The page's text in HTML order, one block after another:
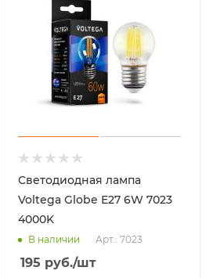
Светодиодная лампа
Voltega Globe E27 6W 7023
4000K
В наличии Арт.: 7023
195 руб./шт